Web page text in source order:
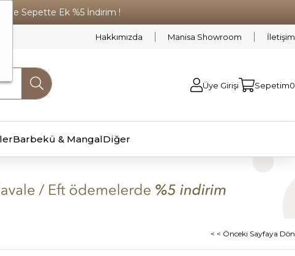
Sepette Ek %5 İndirim !
Hakkımızda Manisa Showroom İletişim
Üye Girişi Sepetim0
Barbekü & MangalDiğer
< < Önceki Sayfaya Dön